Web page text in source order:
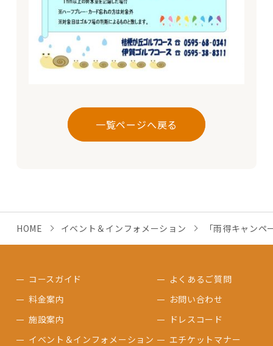
一覧ページへ戻る
HOME イベント＆インフォメーション 「雨得キャン
コースガイド
料金案内
施設案内
イベント＆インフォメーション
よくあるご質問
お問い合わせ
ドレスコード
エチケットマナー